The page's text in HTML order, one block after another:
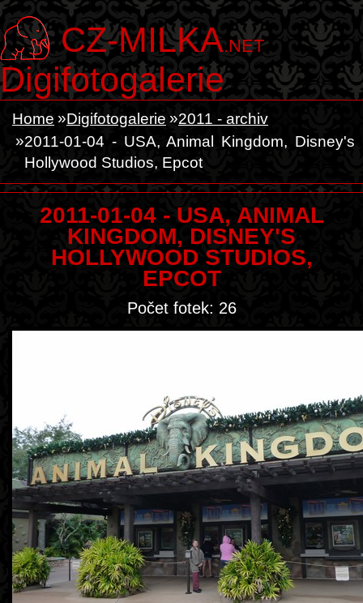
CZ-MILKA.NET
Digifotogalerie
Home Digifotogalerie
2011 - archiv
2011-01-04 - USA, Animal Kingdom, Disney's
Hollywood Studios, Epcot
2011-01-04 - USA, ANIMAL
KINGDOM, DISNEY'S
HOLLYWOOD STUDIOS,
EPCOT
Počet fotek: 26